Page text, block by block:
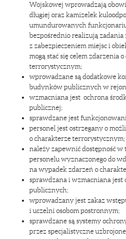
Wojskowej wprowadzają
długiej oraz kamizelek
umundurowanych
bezpośrednio realizują zadania
z zabezpieczeniem miejsc i
mogą stać się celem zdarzenia
terrorystycznym;
wprowadzane są dodatkowe
budynków publicznych w
wzmacniana jest ochrona
publicznej;
sprawdzane jest
personel jest ostrzegany o
o charakterze terrorystycznym;
należy zapewnić dostępność
personelu wyznaczonego do
na wypadek zdarzeń o
sprawdzana i wzmacniana
publicznych;
wprowadzany jest zakaz
i uczelni osobom postronnym;
sprawdzane są systemy
przez specjalistyczne